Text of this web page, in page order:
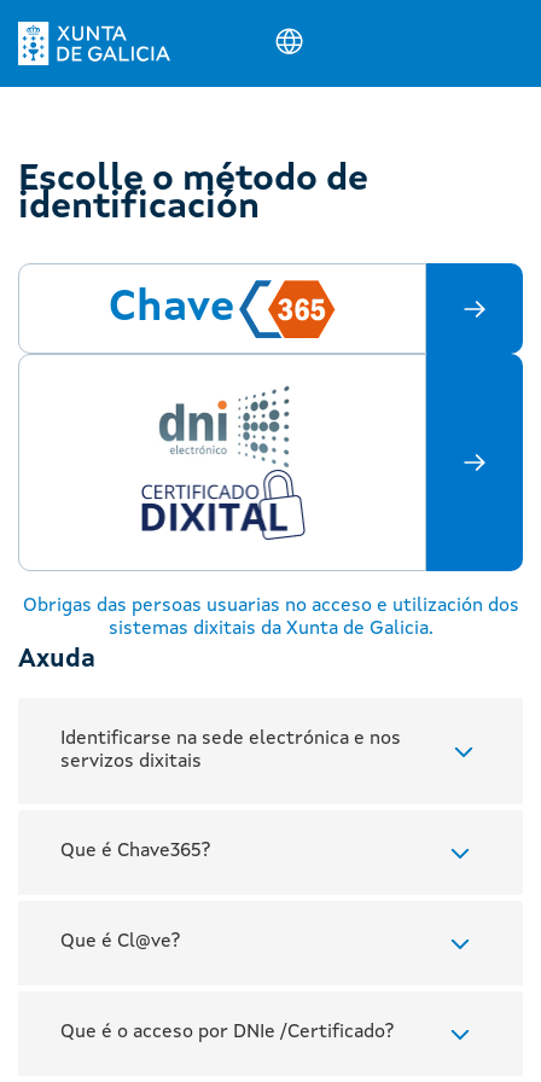
Escolle o método de
identificación
Chave
Obrigas das persoas usuarias no acceso e utilización dos
sistemas dixitais da Xunta de Galicia.
Axuda
Identificarse na sede electrónica e nos
servizos dixitais
Que é Chave365?
Que é Cl@ve?
Que é o acceso por DNIe /Certificado?